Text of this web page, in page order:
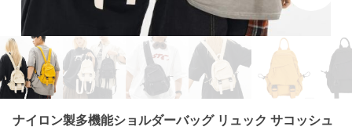
ナイロン製多機能ショルダーバッグ リュック サコッシュ